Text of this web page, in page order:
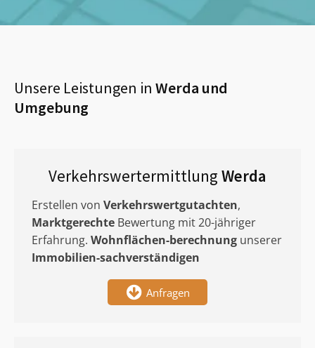
Unsere Leistungen in Werda und
Umgebung
Verkehrswertermittlung Werda
Erstellen von Verkehrswertgutachten,
Marktgerechte Bewertung mit 20-jähriger
Erfahrung. Wohnflächen-berechnung unserer
Immobilien-sachverständigen
Anfragen